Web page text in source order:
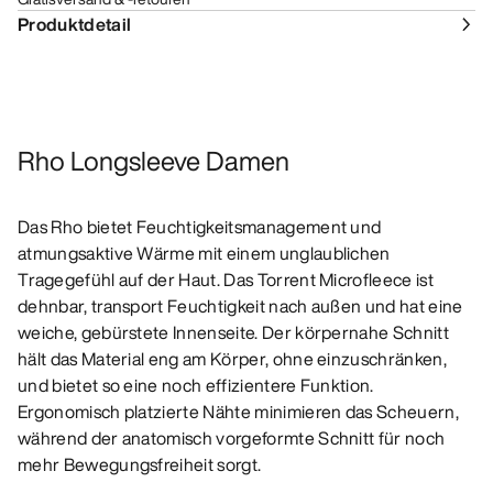
Produktdetail
Rho Longsleeve Damen
Das Rho bietet Feuchtigkeitsmanagement und
atmungsaktive Wärme mit einem unglaublichen
Tragegefühl auf der Haut. Das Torrent Microfleece ist
dehnbar, transport Feuchtigkeit nach außen und hat eine
weiche, gebürstete Innenseite. Der körpernahe Schnitt
hält das Material eng am Körper, ohne einzuschränken,
und bietet so eine noch effizientere Funktion.
Ergonomisch platzierte Nähte minimieren das Scheuern,
während der anatomisch vorgeformte Schnitt für noch
mehr Bewegungsfreiheit sorgt.